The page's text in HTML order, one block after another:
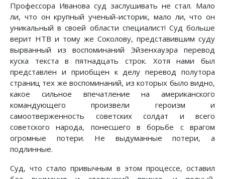
Профессора Иванова суд заслушивать не стал. Мало
ли, что он крупный ученый-историк, мало ли, что он
уникальный в своей области специалист! Суд больше
верит НТВ и тому же Соколову, представившим суду
вырванный из воспоминаний Эйзенхауэра перевод
куска текста в пятнадцать строк. Хотя нами был
представлен и приобщен к делу перевод полутора
страниц тех же воспоминаний, из которых было видно,
какое сильное впечатление на американского
командующего произвели героизм и
самоотверженность советских солдат и всего
советского народа, понесшего в борьбе с врагом
огромные потери. Не выдуманные потери, а
подлинные.
Суд, что стало привычным в этом процессе, оставил